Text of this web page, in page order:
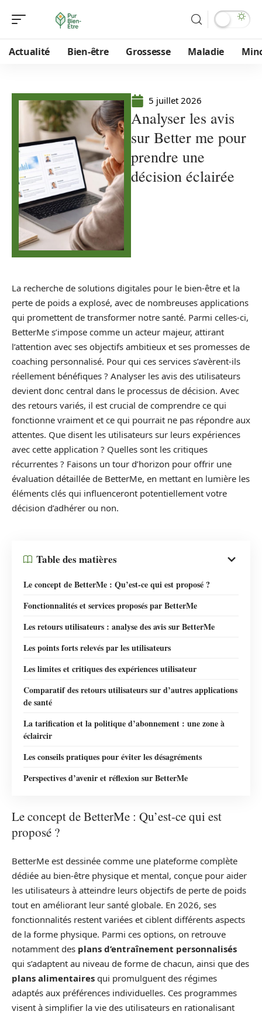
Actualité Bien-être Grossesse Maladie
5 juillet 2026
Analyser les avis
sur Better me pour
prendre une
décision éclairée
La recherche de solutions digitales pour le bien-être et la
perte de poids a explosé, avec de nombreuses applications
qui promettent de transformer notre santé. Parmi celles-ci,
BetterMe s’impose comme un acteur majeur, attirant
l’attention avec ses objectifs ambitieux et ses promesses de
coaching personnalisé. Pour qui ces services s’avèrent-ils
réellement bénéfiques ? Analyser les avis des utilisateurs
devient donc central dans le processus de décision. Avec
des retours variés, il est crucial de comprendre ce qui
fonctionne vraiment et ce qui pourrait ne pas répondre aux
attentes. Que disent les utilisateurs sur leurs expériences
avec cette application ? Quelles sont les critiques
récurrentes ? Faisons un tour d’horizon pour offrir une
évaluation détaillée de BetterMe, en mettant en lumière les
éléments clés qui influenceront potentiellement votre
décision d’adhérer ou non.
Table des matières
Le concept de BetterMe : Qu’est-ce qui est proposé ?
Fonctionnalités et services proposés par BetterMe
Les retours utilisateurs : analyse des avis sur BetterMe
Les points forts relevés par les utilisateurs
Les limites et critiques des expériences utilisateur
Comparatif des retours utilisateurs sur d’autres applications
de santé
La tarification et la politique d’abonnement : une zone à
éclaircir
Les conseils pratiques pour éviter les désagréments
Perspectives d’avenir et réflexion sur BetterMe
Le concept de BetterMe : Qu’est-ce qui est
proposé ?
BetterMe est dessinée comme une plateforme complète
dédiée au bien-être physique et mental, conçue pour aider
les utilisateurs à atteindre leurs objectifs de perte de poids
tout en améliorant leur santé globale. En 2026, ses
fonctionnalités restent variées et ciblent différents aspects
de la forme physique. Parmi ces options, on retrouve
notamment des plans d’entraînement personnalisés
qui s’adaptent au niveau de forme de chacun, ainsi que des
plans alimentaires qui promulguent des régimes
adaptés aux préférences individuelles. Ces programmes
visent à simplifier la vie des utilisateurs en rationalisant